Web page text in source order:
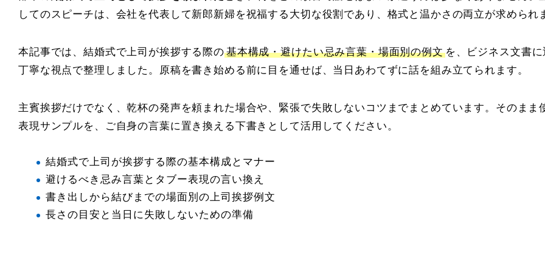
してのスピーチは、会社を代表して新郎新婦を祝福する大切な役割であり、格式と温かさの両立が求められ
本記事では、結婚式で上司が挨拶する際の 基本構成・避けたい忌み言葉・場面別の例文を、ビジネス文書に
丁寧な視点で整理しました。原稿を書き始める前に目を通せば、当日あわてずに話を組み立てられます。
主賓挨拶だけでなく、乾杯の発声を頼まれた場合や、緊張で失敗しないコツまでまとめています。そのまま
表現サンプルを、ご自身の言葉に置き換える下書きとして活用してください。
結婚式で上司が挨拶する際の基本構成とマナー
避けるべき忌み言葉とタブー表現の言い換え
書き出しから結びまでの場面別の上司挨拶例文
長さの目安と当日に失敗しないための準備